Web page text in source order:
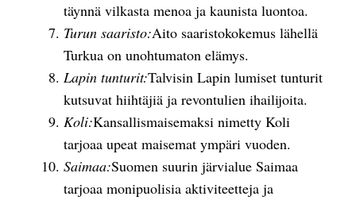
täynnä vilkasta menoa ja kaunista luontoa.
Turun saaristo:Aito saaristokokemus lähellä
Turkua on unohtumaton elämys.
Lapin tunturit:Talvisin Lapin lumiset tunturit
kutsuvat hiihtäjiä ja revontulien ihailijoita.
Koli:Kansallismaisemaksi nimetty Koli
tarjoaa upeat maisemat ympäri vuoden.
Saimaa:Suomen suurin järvialue Saimaa
tarjoaa monipuolisia aktiviteetteja ja